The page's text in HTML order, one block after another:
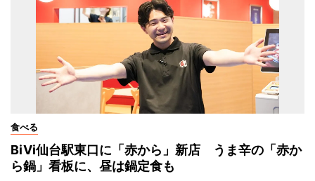
食べる
BiVi仙台駅東口に「赤から」新店 うま辛の「赤か
ら鍋」看板に、昼は鍋定食も